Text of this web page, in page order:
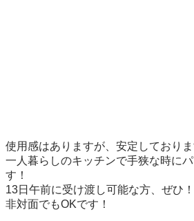
使用感はありますが、安定しておりま
一人暮らしのキッチンで手狭な時に
す！
13日午前に受け渡し可能な方、ぜひ！
非対面でもOKです！